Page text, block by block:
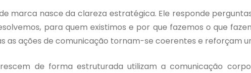
marca nasce da clareza estratégica. Ele responde
para quem existimos e por que fazemos o que
as ações de comunicação tornam-se coerentes e reforçam
de forma estruturada utilizam a comunicação